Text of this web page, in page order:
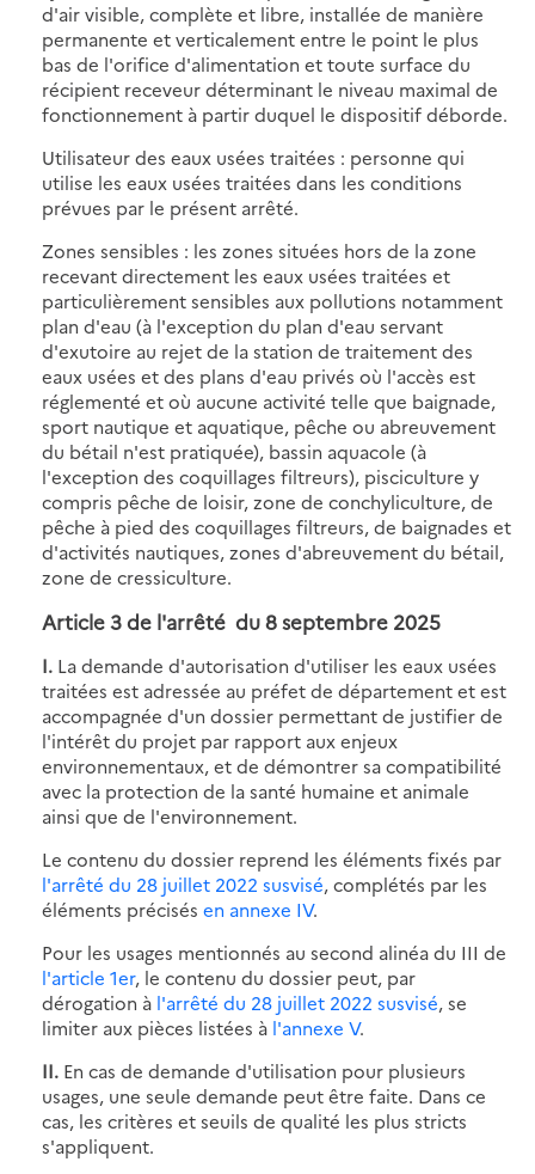
d'air visible, complète et libre, installée de manière
permanente et verticalement entre le point le plus
bas de l'orifice d'alimentation et toute surface du
récipient receveur déterminant le niveau maximal de
fonctionnement à partir duquel le dispositif déborde.
Utilisateur des eaux usées traitées : personne qui
utilise les eaux usées traitées dans les conditions
prévues par le présent arrêté.
Zones sensibles : les zones situées hors de la zone
recevant directement les eaux usées traitées et
particulièrement sensibles aux pollutions notamment
plan d'eau (à l'exception du plan d'eau servant
d'exutoire au rejet de la station de traitement des
eaux usées et des plans d'eau privés où l'accès est
réglementé et où aucune activité telle que baignade,
sport nautique et aquatique, pêche ou abreuvement
du bétail n'est pratiquée), bassin aquacole (à
l'exception des coquillages filtreurs), pisciculture y
compris pêche de loisir, zone de conchyliculture, de
pêche à pied des coquillages filtreurs, de baignades et
d'activités nautiques, zones d'abreuvement du bétail,
zone de cressiculture.
Article 3 de l'arrêté du 8 septembre 2025
I. La demande d'autorisation d'utiliser les eaux usées
traitées est adressée au préfet de département et est
accompagnée d'un dossier permettant de justifier de
l'intérêt du projet par rapport aux enjeux
environnementaux, et de démontrer sa compatibilité
avec la protection de la santé humaine et animale
ainsi que de l'environnement.
Le contenu du dossier reprend les éléments fixés par
l'arrêté du 28 juillet 2022 susvisé, complétés par les
éléments précisés en annexe IV.
Pour les usages mentionnés au second alinéa du III de
l'article 1er, le contenu du dossier peut, par
dérogation à l'arrêté du 28 juillet 2022 susvisé, se
limiter aux pièces listées à l'annexe V.
II. En cas de demande d'utilisation pour plusieurs
usages, une seule demande peut être faite. Dans ce
cas, les critères et seuils de qualité les plus stricts
s'appliquent.